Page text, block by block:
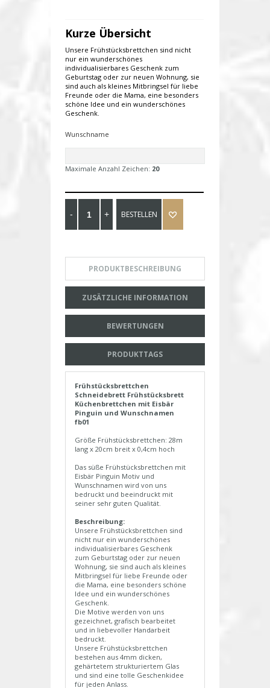
Kurze Übersicht
Unsere Frühstücksbrettchen sind nicht
nur ein wunderschönes
individualisierbares Geschenk zum
Geburtstag oder zur neuen Wohnung, sie
sind auch als kleines Mitbringsel für liebe
Freunde oder die Mama, eine besonders
schöne Idee und ein wunderschönes
Geschenk.
Wunschname
Maximale Anzahl Zeichen: 20
BESTELLEN
PRODUKTBESCHREIBUNG
ZUSÄTZLICHE INFORMATION
BEWERTUNGEN
PRODUKTTAGS
Frühstücksbrettchen
Schneidebrett Frühstücksbrett
Küchenbrettchen mit Eisbär
Pinguin und Wunschnamen
fb01
Größe Frühstücksbrettchen: 28m
lang x 20cm breit x 0,4cm hoch
Das süße Frühstücksbrettchen mit
Eisbär Pinguin Motiv und
Wunschnamen wird von uns
bedruckt und beeindruckt mit
seiner sehr guten Qualität.
Beschreibung:
Unsere Frühstücksbrettchen sind
nicht nur ein wunderschönes
individualisierbares Geschenk
zum Geburtstag oder zur neuen
Wohnung, sie sind auch als kleines
Mitbringsel für liebe Freunde oder
die Mama, eine besonders schöne
Idee und ein wunderschönes
Geschenk.
Die Motive werden von uns
gezeichnet, grafisch bearbeitet
und in liebevoller Handarbeit
bedruckt.
Unsere Frühstücksbrettchen
bestehen aus 4mm dicken,
gehärtetem strukturiertem Glas
und sind eine tolle Geschenkidee
für jeden Anlass.